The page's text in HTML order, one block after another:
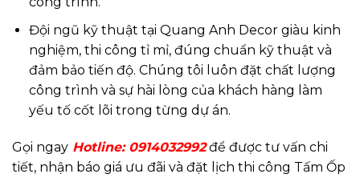
Đội ngũ kỹ thuật tại Quang Anh Decor giàu kinh
nghiệm, thi công tỉ mỉ, đúng chuẩn kỹ thuật và
đảm bảo tiến độ. Chúng tôi luôn đặt chất lượng
công trình và sự hài lòng của khách hàng làm
yếu tố cốt lõi trong từng dự án.
Gọi ngay Hotline: 0914032992để được tư vấn chi
tiết, nhận báo giá ưu đãi và đặt lịch thi công Tấm Ốp